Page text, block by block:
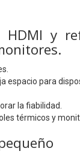
HDMI y
espacio para
la fiabilidad.
térmicos y